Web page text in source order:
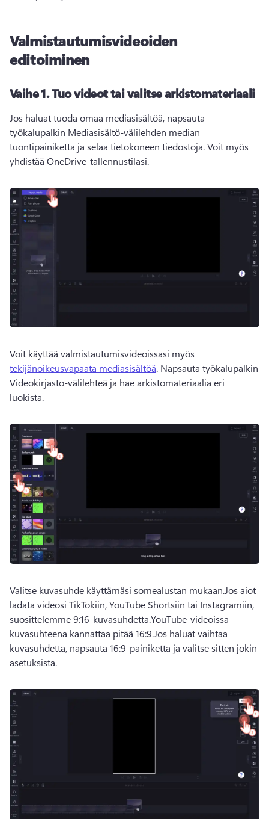
Valmistautumisvideoiden
editoiminen
Vaihe 1.Tuo videot tai valitse arkistomateriaali
Jos haluat tuoda omaa mediasisältöä, napsauta
työkalupalkin Mediasisältö-välilehden median
tuontipainiketta ja selaa tietokoneen tiedostoja. Voit myös
yhdistää OneDrive-tallennustilasi.
Voit käyttää valmistautumisvideoissasi myös
tekijänoikeusvapaata mediasisältöä. Napsauta työkalupalkin
Videokirjasto-välilehteä ja hae arkistomateriaalia eri
luokista.
Valitse kuvasuhde käyttämäsi somealustan mukaan.Jos aiot
ladata videosi TikTokiin, YouTube Shortsiin tai Instagramiin,
suosittelemme 9:16-kuvasuhdetta.YouTube-videoissa
kuvasuhteena kannattaa pitää 16:9.Jos haluat vaihtaa
kuvasuhdetta, napsauta 16:9-painiketta ja valitse sitten jokin
asetuksista.